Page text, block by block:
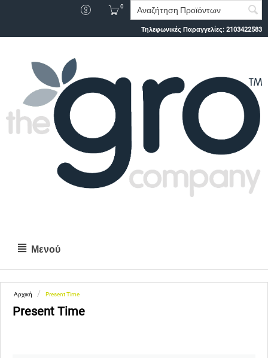
0
Τηλεφωνικές Παραγγελίες: 2103422583
Μενού
Αρχική / Present Time
Present Time